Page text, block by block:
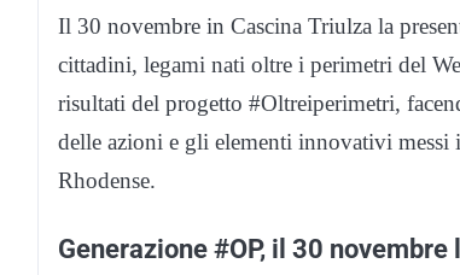
Il 30 novembre in Cascina Triulza la
cittadini, legami nati oltre i perimetri del
risultati del progetto #Oltreiperimetri,
delle azioni e gli elementi innovativi
Rhodense.
Generazione #OP, il 30